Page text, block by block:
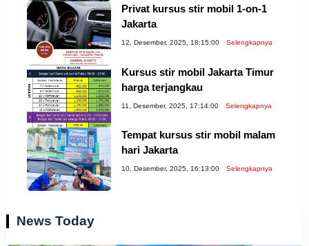
Privat kursus stir mobil 1-on-1
Jakarta
12, Desember, 2025, 18:15:00 Selengkapnya
Kursus stir mobil Jakarta Timur
harga terjangkau
11, Desember, 2025, 17:14:00 Selengkapnya
Tempat kursus stir mobil malam
hari Jakarta
10, Desember, 2025, 16:13:00 Selengkapnya
News Today